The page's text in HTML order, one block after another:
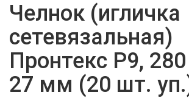
Челнок (игличка
сетевязальная)
Пронтекс Р9,
27 мм (20 шт.